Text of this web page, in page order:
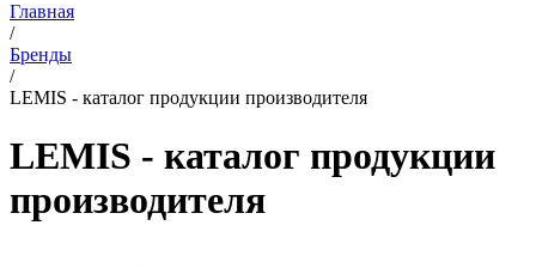
Главная
/
Бренды
/
LEMIS - каталог продукции производителя
LEMIS - каталог продукции
производителя